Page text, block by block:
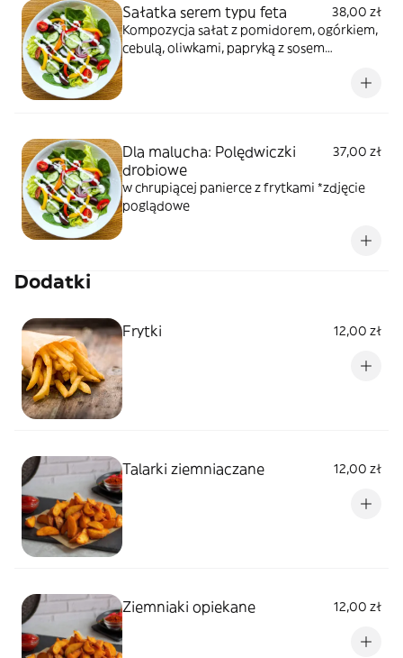
Sałatka serem typu feta
38,00 zł
Kompozycja sałat z pomidorem, ogórkiem,
cebulą, oliwkami, papryką z sosem
Dla malucha: Polędwiczki
drobiowe
37,00 zł
w chrupiącej panierce z frytkami *zdjęcie
poglądowe
Dodatki
Frytki 12,00 zł
Talarki ziemniaczane 12,00 zł
Ziemniaki opiekane 12,00 zł